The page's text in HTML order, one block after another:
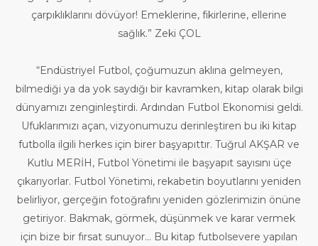
çarpıklıklarını dövüyor! Emeklerine, fikirlerine, ellerine
sağlık.” Zeki ÇOL
“Endüstriyel Futbol, çoğumuzun aklına gelmeyen,
bilmediği ya da yok saydığı bir kavramken, kitap olarak bilgi
dünyamızı zenginleştirdi. Ardından Futbol Ekonomisi geldi.
Ufuklarımızı açan, vizyonumuzu derinleştiren bu iki kitap
futbolla ilgili herkes için birer başyapıttır. Tuğrul AKŞAR ve
Kutlu MERİH, Futbol Yönetimi ile başyapıt sayısını üçe
çıkarıyorlar. Futbol Yönetimi, rekabetin boyutlarını yeniden
belirliyor, gerçeğin fotoğrafını yeniden gözlerimizin önüne
getiriyor. Bakmak, görmek, düşünmek ve karar vermek
için bize bir fırsat sunuyor... Bu kitap futbolsevere yapılan